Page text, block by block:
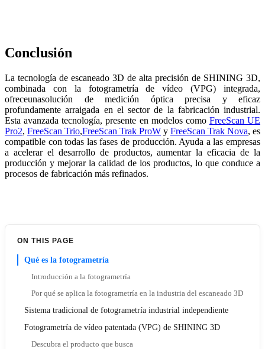
Conclusión
La tecnología de escaneado 3D de alta precisión de SHINING 3D,
combinada con la fotogrametría de vídeo (VPG) integrada,
ofreceunasolución de medición óptica precisa y eficaz
profundamente arraigada en el sector de la fabricación industrial.
Esta avanzada tecnología, presente en modelos como FreeScan UE
Pro2, FreeScan Trio,FreeScan Trak ProW y FreeScan Trak Nova, es
compatible con todas las fases de producción. Ayuda a las empresas
a acelerar el desarrollo de productos, aumentar la eficacia de la
producción y mejorar la calidad de los productos, lo que conduce a
procesos de fabricación más refinados.
ON THIS PAGE
Qué es la fotogrametría
Introducción a la fotogrametría
Por qué se aplica la fotogrametría en la industria del escaneado 3D
Sistema tradicional de fotogrametría industrial independiente
Fotogrametría de vídeo patentada (VPG) de SHINING 3D
Descubra el producto que busca